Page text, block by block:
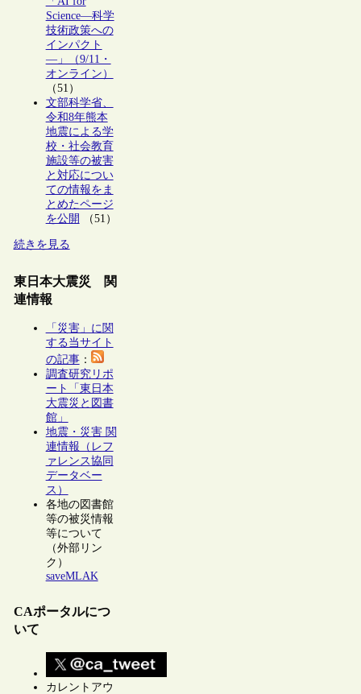
Science―科学
技術政策への
インパクト
―」（9/11・
オンライン）
（51）
文部科学省、
令和8年熊本
地震による学
校・社会教育
施設等の被害
と対応につい
ての情報をま
とめたページ
を公開
（51）
続きを見る
東日本大震災 関
連情報
「災害」に関
する当サイト
の記事：
調査研究リポ
ート「東日本
大震災と図書
館」
地震・災害 関
連情報（レフ
ァレンス協同
データベー
ス）
各地の図書館
等の被災情報
等について
（外部リン
ク）
saveMLAK
CAポータルにつ
いて
カレントアウ